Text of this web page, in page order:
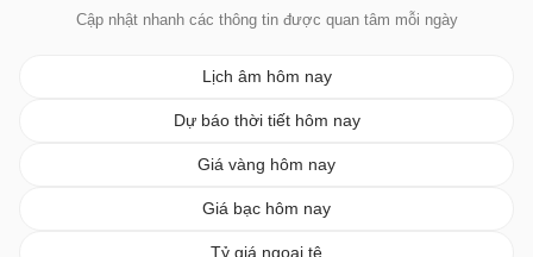
Cập nhật nhanh các thông tin được quan tâm mỗi ngày
Lịch âm hôm nay
Dự báo thời tiết hôm nay
Giá vàng hôm nay
Giá bạc hôm nay
Tỷ giá ngoại tệ